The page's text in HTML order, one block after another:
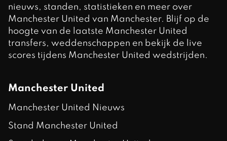
nieuws, standen, statistieken en meer over
Manchester United van Manchester. Blijf op de
hoogte van de laatste Manchester United
transfers, weddenschappen en bekijk de live
scores tijdens Manchester United wedstrijden.
Manchester United
Manchester United Nieuws
Stand Manchester United